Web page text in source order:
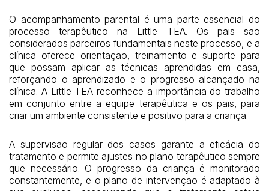
O acompanhamento parental é uma parte essencial do
processo terapêutico na Little TEA. Os pais são
considerados parceiros fundamentais neste processo, e a
clínica oferece orientação, treinamento e suporte para
que possam aplicar as técnicas aprendidas em casa,
reforçando o aprendizado e o progresso alcançado na
clínica. A Little TEA reconhece a importância do trabalho
em conjunto entre a equipe terapêutica e os pais, para
criar um ambiente consistente e positivo para a criança.
A supervisão regular dos casos garante a eficácia do
tratamento e permite ajustes no plano terapêutico sempre
que necessário. O progresso da criança é monitorado
constantemente, e o plano de intervenção é adaptado à